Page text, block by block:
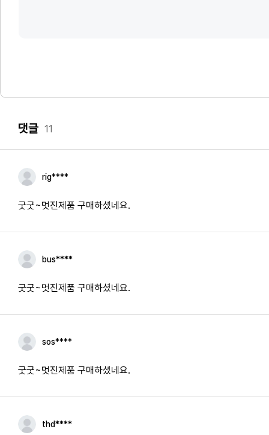
댓글 11
rig****
굿굿~멋진제품 구매하셨네요.
bus****
굿굿~멋진제품 구매하셨네요.
sos****
굿굿~멋진제품 구매하셨네요.
thd****